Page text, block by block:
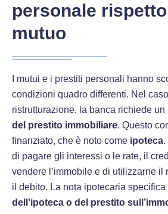
personale
mutuo
I mutui e i prestiti personali hanno
condizioni quadro differenti. Nel
ristrutturazione, la banca richiede un
del prestito immobiliare. Questo
finanziato, che è noto come ipoteca.
di pagare gli interessi o le rate, il
vendere l’immobile e di utilizzarne il
il debito. La nota ipotecaria specifica
dell’ipoteca o del prestito